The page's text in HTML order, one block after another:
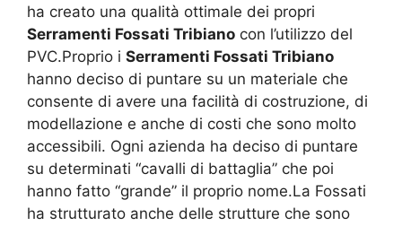
ha creato una qualità ottimale dei propri
Serramenti Fossati Tribiano con l’utilizzo del
PVC.Proprio i Serramenti Fossati Tribiano
hanno deciso di puntare su un materiale che
consente di avere una facilità di costruzione, di
modellazione e anche di costi che sono molto
accessibili. Ogni azienda ha deciso di puntare
su determinati “cavalli di battaglia” che poi
hanno fatto “grande” il proprio nome.La Fossati
ha strutturato anche delle strutture che sono